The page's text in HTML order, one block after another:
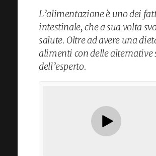
L’alimentazione è uno dei
intestinale, che a sua volta
salute. Oltre ad avere una
alimenti con delle alternative
dell’esperto.